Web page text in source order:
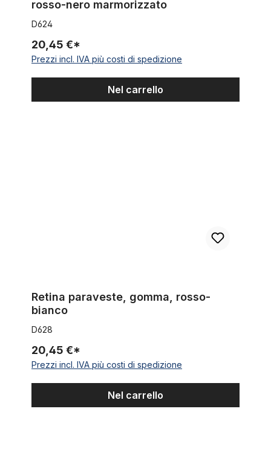
rosso-nero marmorizzato
D624
20,45 €*
Prezzi incl. IVA più costi di spedizione
Nel carrello
Retina paraveste, gomma, rosso-
bianco
D628
20,45 €*
Prezzi incl. IVA più costi di spedizione
Nel carrello